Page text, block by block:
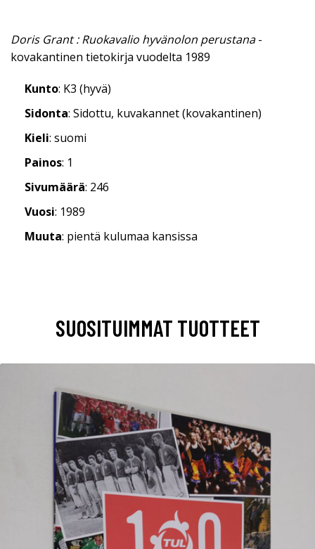
Doris Grant : Ruokavalio hyvänolon perustana-
kovakantinen tietokirja vuodelta 1989
Kunto: K3 (hyvä)
Sidonta: Sidottu, kuvakannet (kovakantinen)
Kieli: suomi
Painos: 1
Sivumäärä: 246
Vuosi: 1989
Muuta: pientä kulumaa kansissa
SUOSITUIMMAT TUOTTEET